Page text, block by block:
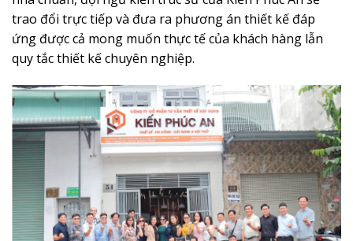
trao đổi trực tiếp và đưa ra phương án thiết kế đáp
ứng được cả mong muốn thực tế của khách hàng lẫn
quy tắc thiết kế chuyên nghiệp.